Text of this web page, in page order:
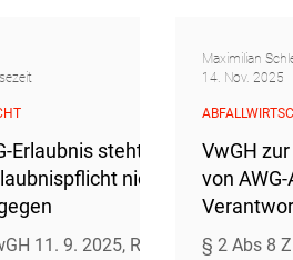
(ETS)
kostenloser
an
Erlaubnis steht
nicht
11. 9. 2025, Ro
VwGH
von
§ 2 Abs 8
Maximilian
14. Nov. 2025